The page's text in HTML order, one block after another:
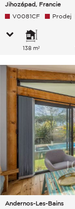
Jihozápad, Francie
V0081CF Prodej
138 m²
Andernos-Les-Bains